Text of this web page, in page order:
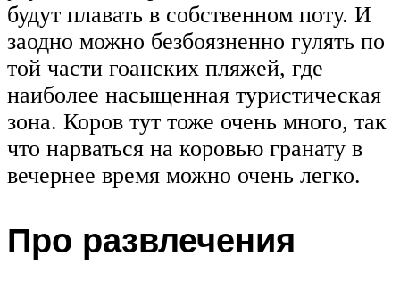
будут плавать в собственном поту. И
заодно можно безбоязненно гулять по
той части гоанских пляжей, где
наиболее насыщенная туристическая
зона. Коров тут тоже очень много, так
что нарваться на коровью гранату в
вечернее время можно очень легко.
Про развлечения